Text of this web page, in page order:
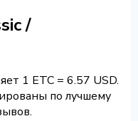
/
1 ETC = 6.57 USD.
по лучшему